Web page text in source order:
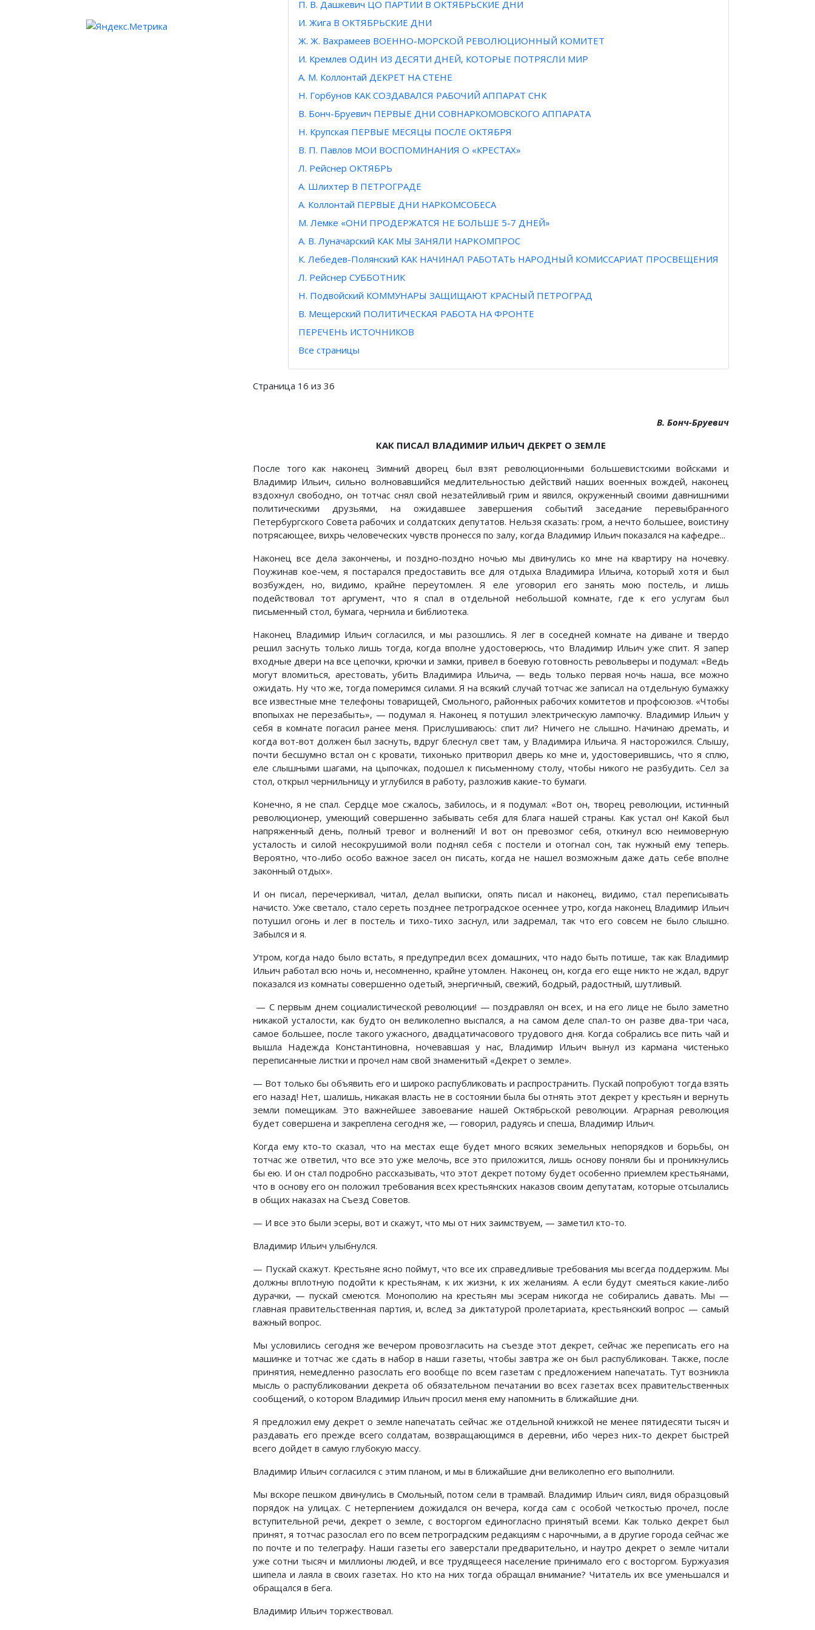
П. B. Дашкевич ЦО ПАРТИИ В ОКТЯБРЬСКИЕ ДНИ
И. Жига В ОКТЯБРЬСКИЕ ДНИ
Ж. Ж. Вахрамеев ВОЕННО-МОРСКОЙ РЕВОЛЮЦИОННЫЙ КОМИТЕТ
И. Кремлев ОДИН ИЗ ДЕСЯТИ ДНЕЙ, КОТОРЫЕ ПОТРЯСЛИ МИР
А. М. Коллонтай ДЕКРЕТ НА СТЕНЕ
Н. Горбунов КАК СОЗДАВАЛСЯ РАБОЧИЙ АППАРАТ СНК
В. Бонч-Бруевич ПЕРВЫЕ ДНИ СОВНАРКОМОВСКОГО АППАРАТА
Н. Крупская ПЕРВЫЕ МЕСЯЦЫ ПОСЛЕ ОКТЯБРЯ
В. П. Павлов МОИ ВОСПОМИНАНИЯ О «КРЕСТАХ»
Л. Рейснер ОКТЯБРЬ
А. Шлихтер В ПЕТРОГРАДЕ
А. Коллонтай ПЕРВЫЕ ДНИ НАРКОМСОБЕСА
М. Лемке «ОНИ ПРОДЕРЖАТСЯ НЕ БОЛЬШЕ 5-7 ДНЕЙ»
А. В. Луначарский КАК МЫ ЗАНЯЛИ HAPKOMПPOC
К. Лебедев-Полянский КАК НАЧИНАЛ РАБОТАТЬ НАРОДНЫЙ КОМИССАРИАТ ПРОСВЕЩЕНИЯ
Л. Рейснер СУББОТНИК
Н. Подвойский КОММУНАРЫ ЗАЩИЩАЮТ КРАСНЫЙ ПЕТРОГРАД
В. Мещерский ПОЛИТИЧЕСКАЯ РАБОТА НА ФРОНТЕ
ПЕРЕЧЕНЬ ИСТОЧНИКОВ
Все страницы
Страница 16 из 36
В. Бонч-Бруевич
КАК ПИСАЛ ВЛАДИМИР ИЛЬИЧ ДЕКРЕТ О ЗЕМЛЕ
После того как наконец Зимний дворец был взят революционными большевистскими войсками и
Владимир Ильич, сильно волновавшийся медлительностью действий наших военных вождей, наконец
вздохнул свободно, он тотчас снял свой незатейливый грим и явился, окруженный своими давнишними
политическими друзьями, на ожидавшее завершения событий заседание перевыбранного
Петербургского Совета рабочих и солдатских депутатов. Нельзя сказать: гром, а нечто большее, воистину
потрясающее, вихрь человеческих чувств пронесся по залу, когда Владимир Ильич показался на кафедре...
Наконец все дела закончены, и поздно-поздно ночью мы двинулись ко мне на квартиру на ночевку.
Поужинав кое-чем, я постарался предоставить все для отдыха Владимира Ильича, который хотя и был
возбужден, но, видимо, крайне переутомлен. Я еле уговорил его занять мою постель, и лишь
подействовал тот аргумент, что я спал в отдельной небольшой комнате, где к его услугам был
письменный стол, бумага, чернила и библиотека.
Наконец Владимир Ильич согласился, и мы разошлись. Я лег в соседней комнате на диване и твердо
решил заснуть только лишь тогда, когда вполне удостоверюсь, что Владимир Ильич уже спит. Я запер
входные двери на все цепочки, крючки и замки, привел в боевую готовность револьверы и подумал: «Ведь
могут вломиться, арестовать, убить Владимира Ильича, — ведь только первая ночь наша, все можно
ожидать. Ну что же, тогда померимся силами. Я на всякий случай тотчас же записал на отдельную бумажку
все известные мне телефоны товарищей, Смольного, районных рабочих комитетов и профсоюзов. «Чтобы
впопыхах не перезабыть», — подумал я. Наконец я потушил электрическую лампочку. Владимир Ильич у
себя в комнате погасил ранее меня. Прислушиваюсь: спит ли? Ничего не слышно. Начинаю дремать, и
когда вот-вот должен был заснуть, вдруг блеснул свет там, у Владимира Ильича. Я насторожился. Слышу,
почти бесшумно встал он с кровати, тихонько притворил дверь ко мне и, удостоверившись, что я сплю,
еле слышными шагами, на цыпочках, подошел к письменному столу, чтобы никого не разбудить. Сел за
стол, открыл чернильницу и углубился в работу, разложив какие-то бумаги.
Конечно, я не спал. Сердце мое сжалось, забилось, и я подумал: «Вот он, творец революции, истинный
революционер, умеющий совершенно забывать себя для блага нашей страны. Как устал он! Какой был
напряженный день, полный тревог и волнений! И вот он превозмог себя, откинул всю неимоверную
усталость и силой несокрушимой воли поднял себя с постели и отогнал сон, так нужный ему теперь.
Вероятно, что-либо особо важное засел он писать, когда не нашел возможным даже дать себе вполне
законный отдых».
И он писал, перечеркивал, читал, делал выписки, опять писал и наконец, видимо, стал переписывать
начисто. Уже светало, стало сереть позднее петроградское осеннее утро, когда наконец Владимир Ильич
потушил огонь и лег в постель и тихо-тихо заснул, или задремал, так что его совсем не было слышно.
Забылся и я.
Утром, когда надо было встать, я предупредил всех домашних, что надо быть потише, так как Владимир
Ильич работал всю ночь и, несомненно, крайне утомлен. Наконец он, когда его еще никто не ждал, вдруг
показался из комнаты совершенно одетый, энергичный, свежий, бодрый, радостный, шутливый.
— С первым днем социалистической революции! — поздравлял он всех, и на его лице не было заметно
никакой усталости, как будто он великолепно выспался, а на самом деле спал-то он разве два-три часа,
самое большее, после такого ужасного, двадцатичасового трудового дня. Когда собрались все пить чай и
вышла Надежда Константиновна, ночевавшая у нас, Владимир Ильич вынул из кармана чистенько
переписанные листки и прочел нам свой знаменитый «Декрет о земле».
— Вот только бы объявить его и широко распубликовать и распространить. Пускай попробуют тогда взять
его назад! Нет, шалишь, никакая власть не в состоянии была бы отнять этот декрет у крестьян и вернуть
земли помещикам. Это важнейшее завоевание нашей Октябрьской революции. Аграрная революция
будет совершена и закреплена сегодня же, — говорил, радуясь и спеша, Владимир Ильич.
Когда ему кто-то сказал, что на местах еще будет много всяких земельных непорядков и борьбы, он
тотчас же ответил, что все это уже мелочь, все это приложится, лишь основу поняли бы и проникнулись
бы ею. И он стал подробно рассказывать, что этот декрет потому будет особенно приемлем крестьянами,
что в основу его он положил требования всех крестьянских наказов своим депутатам, которые отсылались
в общих наказах на Съезд Советов.
— И все это были эсеры, вот и скажут, что мы от них заимствуем, — заметил кто-то.
Владимир Ильич улыбнулся.
— Пускай скажут. Крестьяне ясно поймут, что все их справедливые требования мы всегда поддержим. Мы
должны вплотную подойти к крестьянам, к их жизни, к их желаниям. А если будут смеяться какие-либо
дурачки, — пускай смеются. Монополию на крестьян мы эсерам никогда не собирались давать. Мы —
главная правительственная партия, и, вслед за диктатурой пролетариата, крестьянский вопрос — самый
важный вопрос.
Мы условились сегодня же вечером провозгласить на съезде этот декрет, сейчас же переписать его на
машинке и тотчас же сдать в набор в наши газеты, чтобы завтра же он был распубликован. Также, после
принятия, немедленно разослать его вообще по всем газетам с предложением напечатать. Тут возникла
мысль о распубликовании декрета об обязательном печатании во всех газетах всех правительственных
сообщений, о котором Владимир Ильич просил меня ему напомнить в ближайшие дни.
Я предложил ему декрет о земле напечатать сейчас же отдельной книжкой не менее пятидесяти тысяч и
раздавать его прежде всего солдатам, возвращающимся в деревни, ибо через них-то декрет быстрей
всего дойдет в самую глубокую массу.
Владимир Ильич согласился с этим планом, и мы в ближайшие дни великолепно его выполнили.
Мы вскоре пешком двинулись в Смольный, потом сели в трамвай. Владимир Ильич сиял, видя образцовый
порядок на улицах. С нетерпением дожидался он вечера, когда сам с особой четкостью прочел, после
вступительной речи, декрет о земле, с восторгом единогласно принятый всеми. Как только декрет был
принят, я тотчас разослал его по всем петроградским редакциям с нарочными, а в другие города сейчас же
по почте и по телеграфу. Наши газеты его заверстали предварительно, и наутро декрет о земле читали
уже сотни тысяч и миллионы людей, и все трудящееся население принимало его с восторгом. Буржуазия
шипела и лаяла в своих газетах. Но кто на них тогда обращал внимание? Читатель их все уменьшался и
обращался в бега.
Владимир Ильич торжествовал.